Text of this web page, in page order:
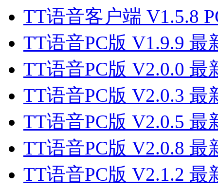
TT语音客户端 V1.5.8
TT语音PC版 V1.9.9 最
TT语音PC版 V2.0.0 最
TT语音PC版 V2.0.3 最
TT语音PC版 V2.0.5 最
TT语音PC版 V2.0.8 最
TT语音PC版 V2.1.2 最